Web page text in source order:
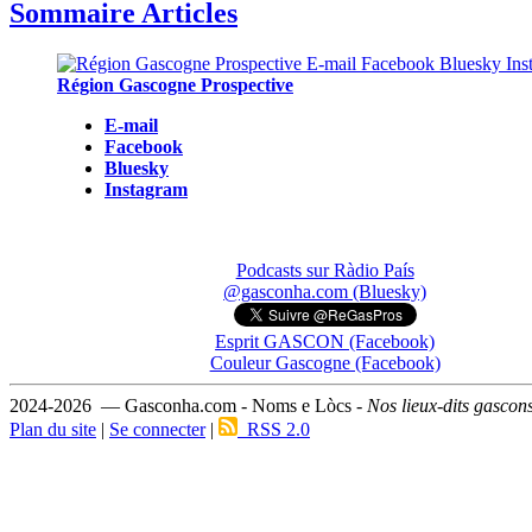
Sommaire Articles
Région Gascogne Prospective
E-mail
Facebook
Bluesky
Instagram
Podcasts sur Ràdio País
@gasconha.com (Bluesky)
Esprit GASCON (Facebook)
Couleur Gascogne (Facebook)
2024-2026 — Gasconha.com - Noms e Lòcs - Nos lieux-dits
Plan du site | Se connecter| RSS 2.0